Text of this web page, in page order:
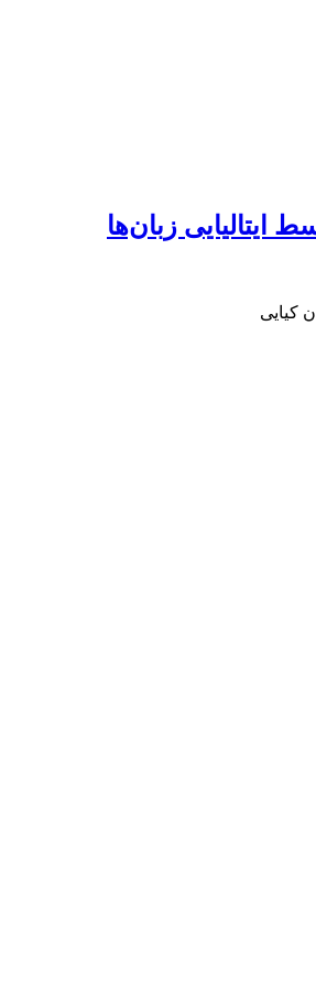
ایتالیایی زبان‌ها
کیایی